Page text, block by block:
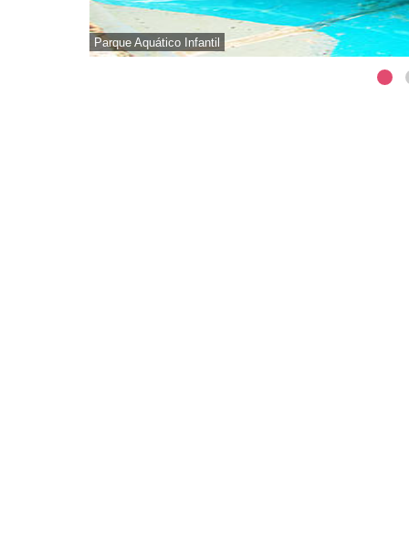
Parque Aquático Infantil